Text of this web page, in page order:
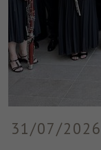
31/07/2026